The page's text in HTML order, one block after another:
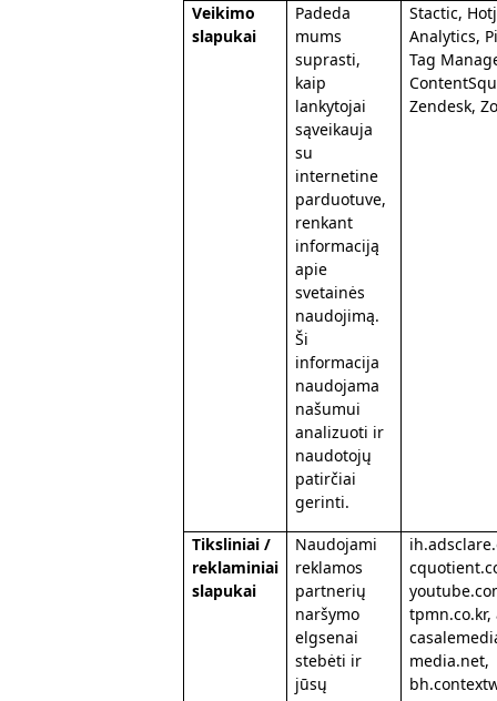
Veikimo
slapukai
Padeda
mums
suprasti,
kaip
lankytojai
sąveikauja
su
internetine
parduotuve,
renkant
informaciją
apie
svetainės
naudojimą.
Ši
informacija
naudojama
našumui
analizuoti ir
naudotojų
patirčiai
gerinti.
Stactic,
Analytics,
Tag
Zendesk,
Tiksliniai /
reklaminiai
slapukai
Naudojami
reklamos
partnerių
naršymo
elgsenai
stebėti ir
jūsų
tpmn.co.kr,
media.net,